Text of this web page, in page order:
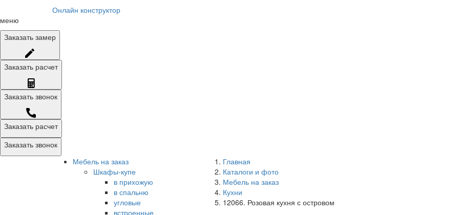
Онлайн конструктор
меню
Заказать замер
Заказать расчет
Заказать звонок
Заказать расчет
Заказать звонок
Мебель на заказ
Шкафы-купе
в прихожую
в спальню
угловые
встроенные
Главная
Каталоги и фото
Мебель на заказ
Кухни
12066. Розовая кухня с островом